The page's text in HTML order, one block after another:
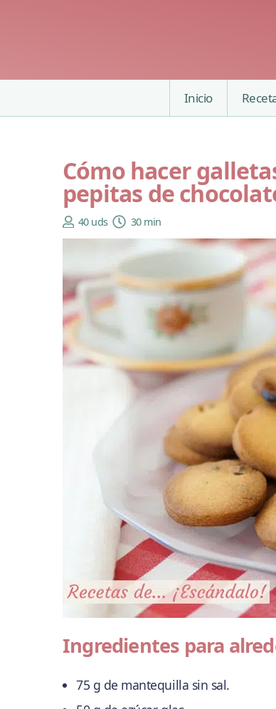
Inicio
Cómo hacer
pepitas de
40 uds 30 min
Ingredientes para
75 g de mantequilla sin sal.